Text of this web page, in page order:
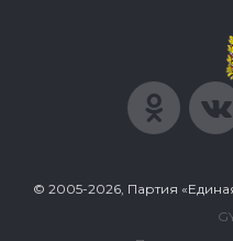
© 2005-2026, Партия